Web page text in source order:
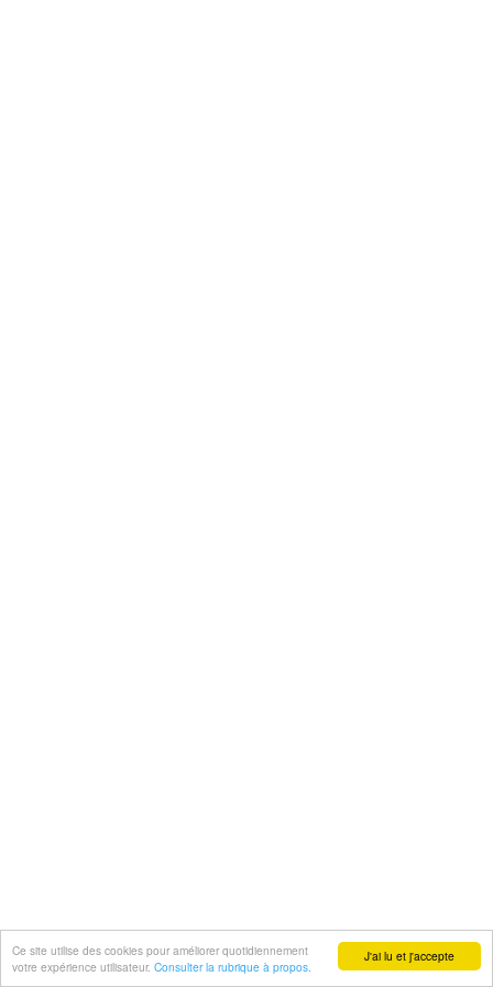
J'ai lu et j'accepte
Ce site utilise des cookies pour améliorer quotidiennement
votre expérience utilisateur. Consulter la rubrique à propos.